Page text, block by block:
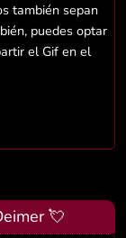
también sepan
puedes optar
el Gif en el
💘